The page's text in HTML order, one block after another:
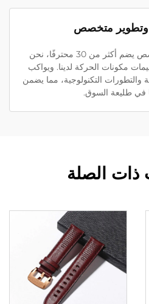
متخصص
مع فريق بحث وتطوير مخصص يضم أكثر من 30 محترفًا، نحن
مكونات الحركة لدينا. ويواكب
والتطورات التكنولوجية، مما يضمن
في طليعة السوق.
ذات الصلة